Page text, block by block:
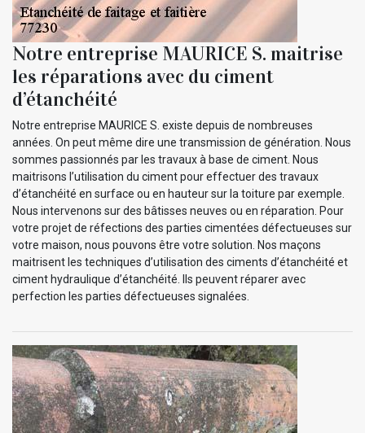
Notre entreprise MAURICE S. maitrise
les réparations avec du ciment
d’étanchéité
Notre entreprise MAURICE S. existe depuis de nombreuses
années. On peut même dire une transmission de génération. Nous
sommes passionnés par les travaux à base de ciment. Nous
maitrisons l’utilisation du ciment pour effectuer des travaux
d’étanchéité en surface ou en hauteur sur la toiture par exemple.
Nous intervenons sur des bâtisses neuves ou en réparation. Pour
votre projet de réfections des parties cimentées défectueuses sur
votre maison, nous pouvons être votre solution. Nos maçons
maitrisent les techniques d’utilisation des ciments d’étanchéité et
ciment hydraulique d’étanchéité. Ils peuvent réparer avec
perfection les parties défectueuses signalées.